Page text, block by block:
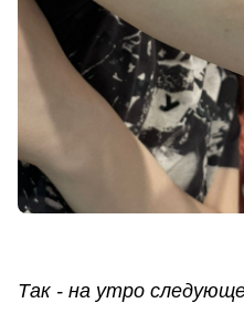
Так - на утро